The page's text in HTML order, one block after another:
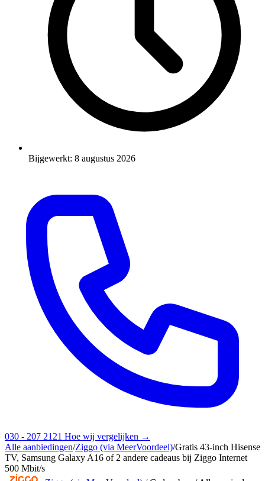
Bijgewerkt: 8 augustus 2026
030 - 207 2121 Hoe wij vergelijken →
Alle aanbiedingen/Ziggo (via MeerVoordeel)/Gratis 43-inch Hisense
TV, Samsung Galaxy A16 of 2 andere cadeaus bij Ziggo Internet
500 Mbit/s